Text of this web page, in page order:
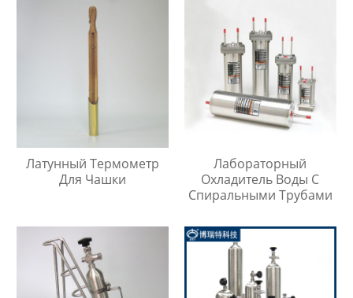
Латунный Термометр
Для Чашки
Лабораторный
Охладитель Воды С
Спиральными Трубами